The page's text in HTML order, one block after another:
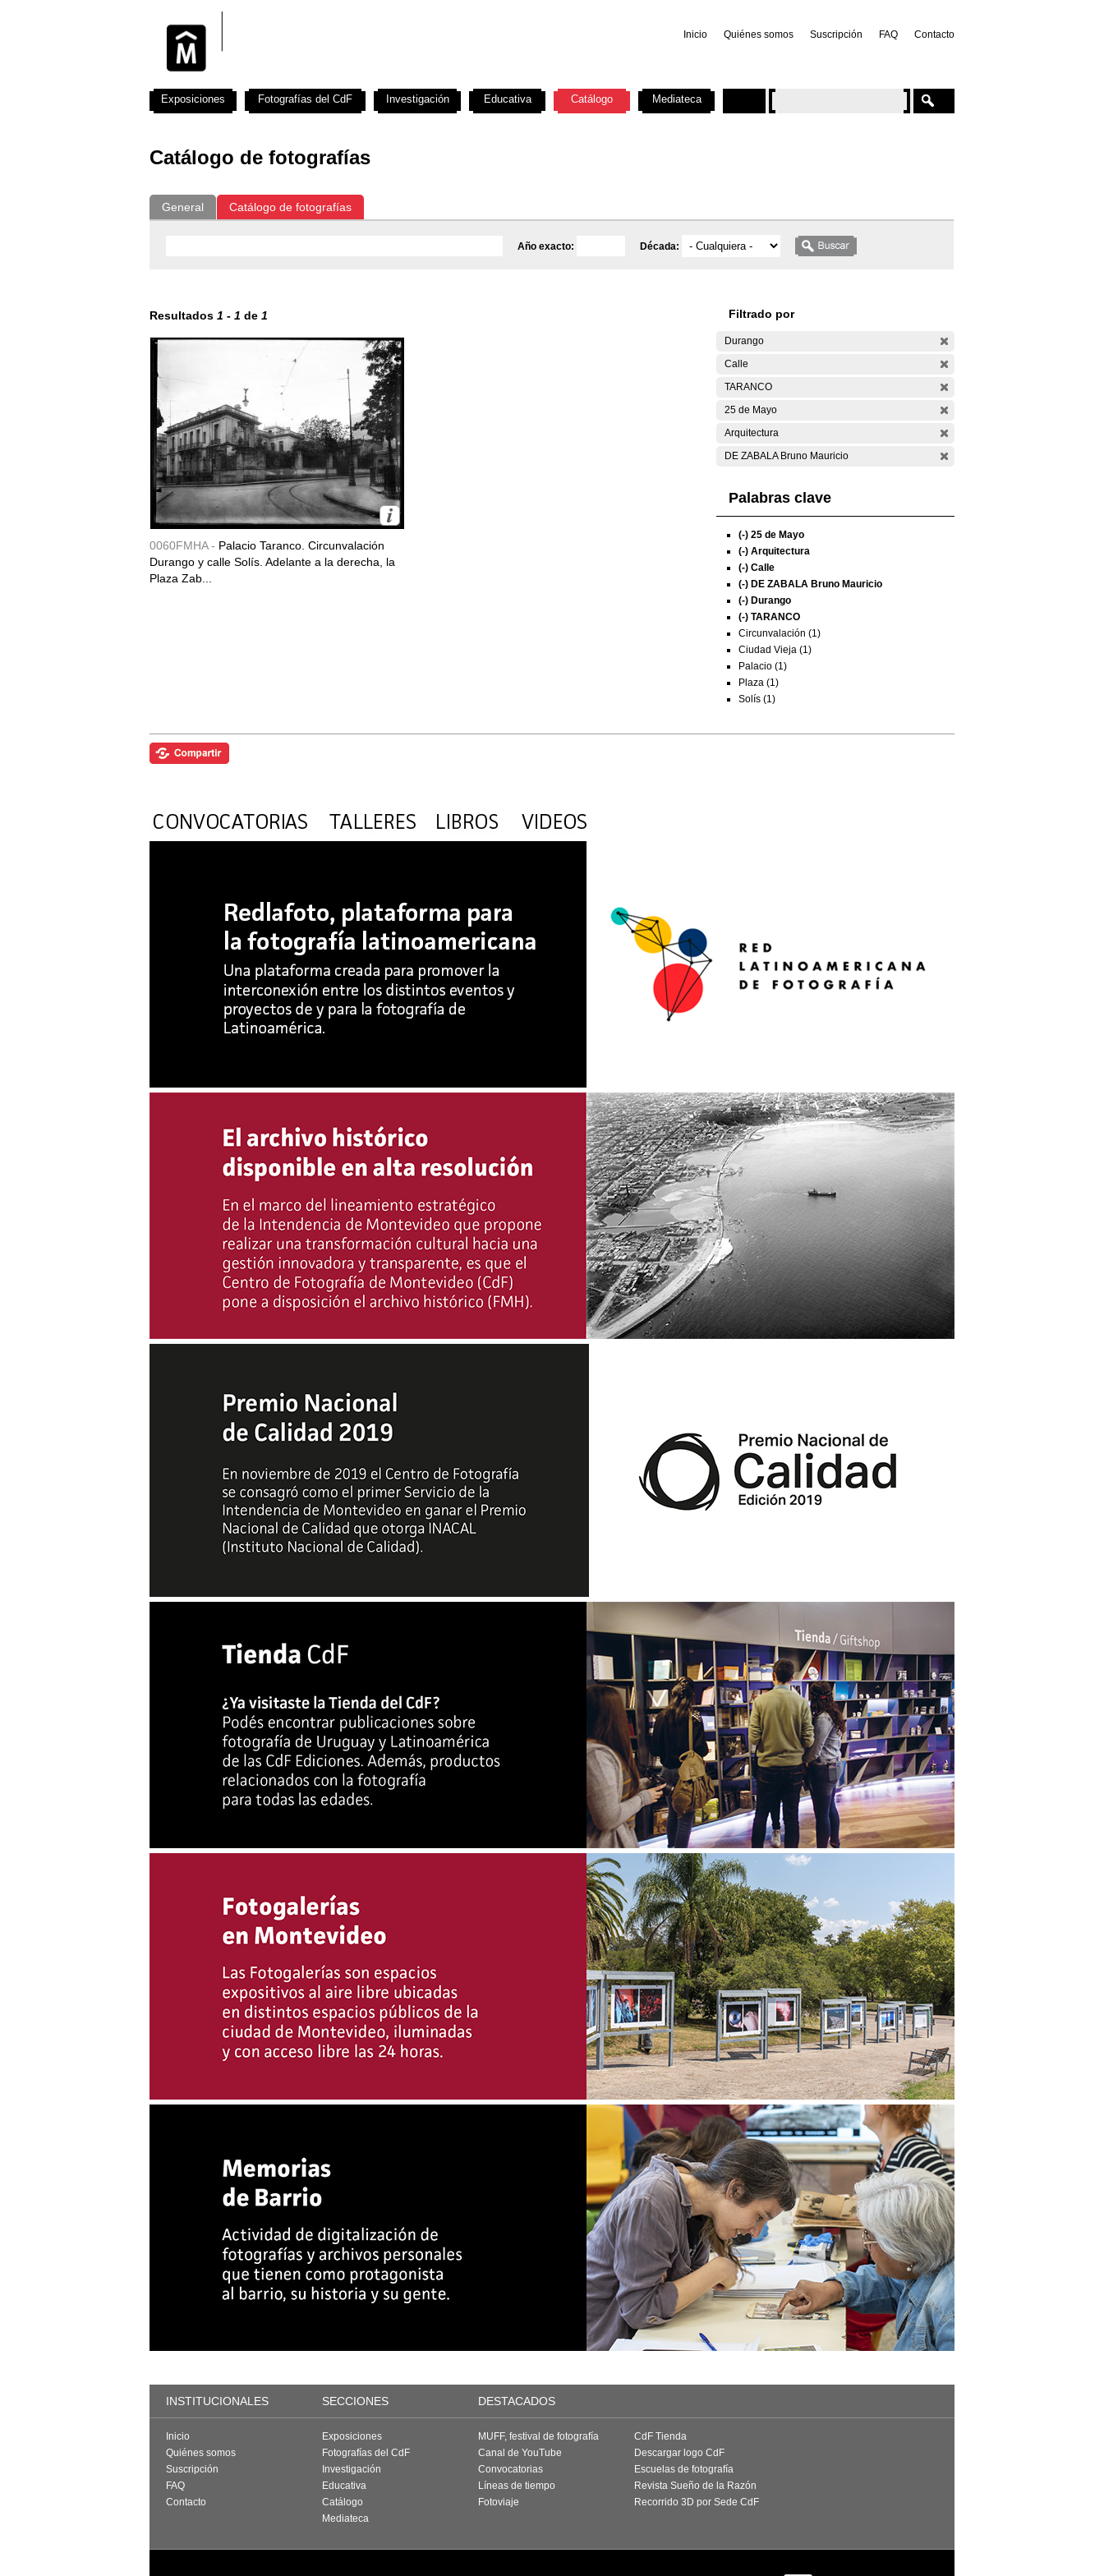
Inicio Quiénes somos Suscripción FAQ Contacto
Catálogo de fotografías
General Catálogo de fotografías
Año exacto: Década:
Resultados 1 - 1 de 1
0060FMHA - Palacio Taranco. Circunvalación
Durango y calle Solís. Adelante a la derecha, la
Plaza Zab...
Filtrado por
Durango
Calle
TARANCO
25 de Mayo
Arquitectura
DE ZABALA Bruno Mauricio
Palabras clave
(-) 25 de Mayo
(-) Arquitectura
(-) Calle
(-) DE ZABALA Bruno Mauricio
(-) Durango
(-) TARANCO
Circunvalación (1)
Ciudad Vieja (1)
Palacio (1)
Plaza (1)
Solís (1)
Exposiciones Fotografías del CdF Investigación Educativa Catálogo Mediateca
INSTITUCIONALES SECCIONES DESTACADOS
Inicio
Quiénes somos
Suscripción
FAQ
Contacto
Exposiciones
Fotografías del CdF
Investigación
Educativa
Catálogo
Mediateca
MUFF, festival de fotografía
Canal de YouTube
Convocatorias
Líneas de tiempo
Fotoviaje
CdF Tienda
Descargar logo CdF
Escuelas de fotografía
Revista Sueño de la Razón
Recorrido 3D por Sede CdF